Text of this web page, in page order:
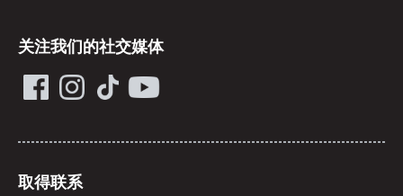
关注我们的社交媒体
取得联系